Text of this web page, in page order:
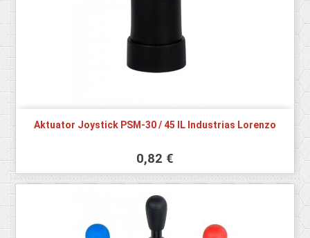
Aktuator Joystick PSM-30 / 45 IL Industrias Lorenzo
0,82 €